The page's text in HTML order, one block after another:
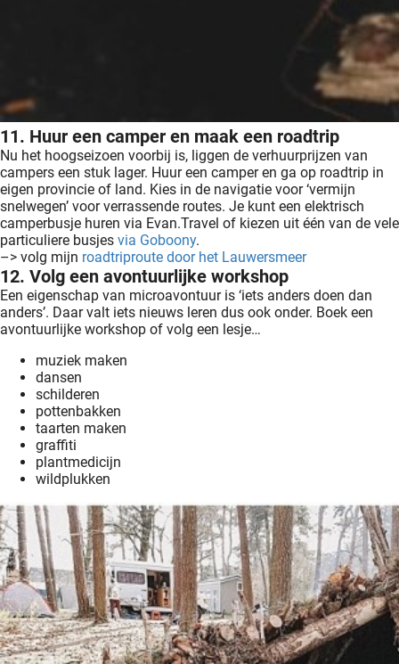
11. Huur een camper en maak een roadtrip
Nu het hoogseizoen voorbij is, liggen de verhuurprijzen van
campers een stuk lager. Huur een camper en ga op roadtrip in
eigen provincie of land. Kies in de navigatie voor ‘vermijn
snelwegen’ voor verrassende routes. Je kunt een elektrisch
camperbusje huren via Evan.Travel of kiezen uit één van de vele
particuliere busjes via Goboony.
–> volg mijn roadtriproute door het Lauwersmeer
12. Volg een avontuurlijke workshop
Een eigenschap van microavontuur is ‘iets anders doen dan
anders’. Daar valt iets nieuws leren dus ook onder. Boek een
avontuurlijke workshop of volg een lesje…
muziek maken
dansen
schilderen
pottenbakken
taarten maken
graffiti
plantmedicijn
wildplukken